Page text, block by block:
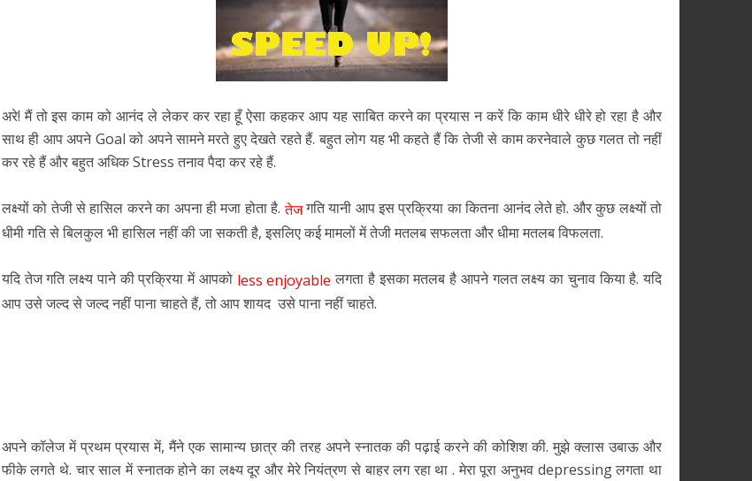
अरे! मैं तो इस काम को आनंद ले लेकर कर रहा हूँ ऐसा कहकर आप यह साबित करने का प्रयास न करें कि काम धीरे धीरे हो रहा है और
साथ ही आप अपने Goal को अपने सामने मरते हुए देखते रहते हैं. बहुत लोग यह भी कहते हैं कि तेजी से काम करनेवाले कुछ गलत तो नहीं
कर रहे हैं और बहुत अधिक Stress तनाव पैदा कर रहे हैं.
लक्ष्यों को तेजी से हासिल करने का अपना ही मजा होता है.तेजगति यानी आप इस प्रक्रिया का कितना आनंद लेते हो. और कुछ लक्ष्यों तो
धीमी गति से बिलकुल भी हासिल नहीं की जा सकती है, इसलिए कई मामलों में तेजी मतलब सफलता और धीमा मतलब विफलता.
यदि तेज गति लक्ष्य पाने की प्रक्रिया में आपको less enjoyable लगता है इसका मतलब है आपने गलत लक्ष्य का चुनाव किया है. यदि
आप उसे जल्द से जल्द नहीं पाना चाहते हैं, तो आप शायद उसे पाना नहीं चाहते.
अपने कॉलेज में प्रथम प्रयास में, मैंने एक सामान्य छात्र की तरह अपने स्नातक की पढ़ाई करने की कोशिश की. मुझे क्लास उबाऊ और
फीके लगते थे. चार साल में स्नातक होने का लक्ष्य दूर और मेरे नियंत्रण से बाहर लग रहा था . मेरा पूरा अनुभव depressing लगता था